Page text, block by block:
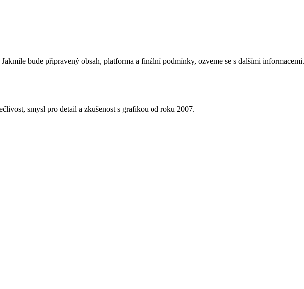
bude připravený obsah, platforma a finální podmínky, ozveme se s dalšími informacemi.
smysl pro detail a zkušenost s grafikou od roku 2007.